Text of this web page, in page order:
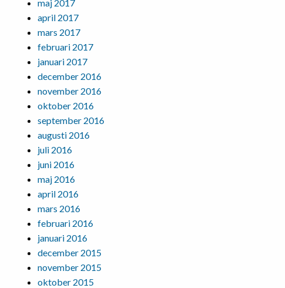
maj 2017
april 2017
mars 2017
februari 2017
januari 2017
december 2016
november 2016
oktober 2016
september 2016
augusti 2016
juli 2016
juni 2016
maj 2016
april 2016
mars 2016
februari 2016
januari 2016
december 2015
november 2015
oktober 2015